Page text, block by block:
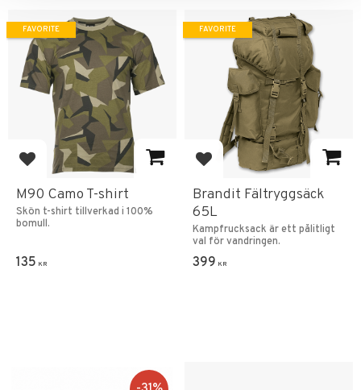
Add to favorites
M90 Camo T-shirt
Skön t-shirt tillverkad i 100%
bomull.
135 KR
FAVORITE
Add to favorites
Brandit Fältryggsäck
65L
Kampfrucksack är ett pålitligt
val för vandringen.
399 KR
FAVORITE